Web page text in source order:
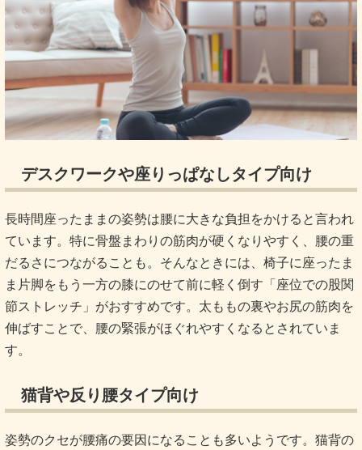
デスクワークや座りっぱなしタイプ向け
長時間座ったままの姿勢は腰に大きな負担をかけると言われ
ています。特に骨盤まわりの筋肉が硬くなりやすく、腰の重
だるさにつながることも。そんなときには、椅子に座ったま
ま片脚をもう一方の膝にのせて前に軽く倒す「座位での股関
節ストレッチ」がおすすめです。太ももの裏やお尻の筋肉を
伸ばすことで、腰の緊張がほぐれやすくなるとされていま
す。
猫背や反り腰タイプ向け
姿勢のクセが腰痛の要因になることも多いようです。猫背の